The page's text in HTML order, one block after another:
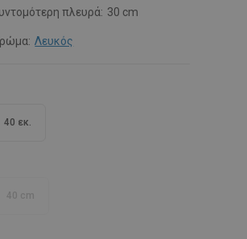
πλευρά: 30 cm
Λευκός
40 εκ.
40 cm